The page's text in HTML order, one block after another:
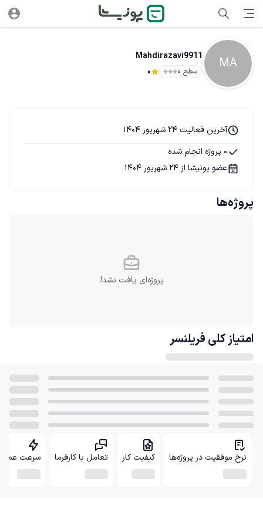
MA
Mahdirazavi9911
سطح ۰ 0
آخرین فعالیت 24 شهریور 1404
0 پروژه انجام شده
عضو پونیشا از 24 شهریور 1404
پروژه‌ها
پروژه‌ای یافت نشد!
امتیاز کلی فریلنسر
نرخ موفقیت در پروژه‌ها کیفیت کار تعامل با کارفرما سرعت عمل